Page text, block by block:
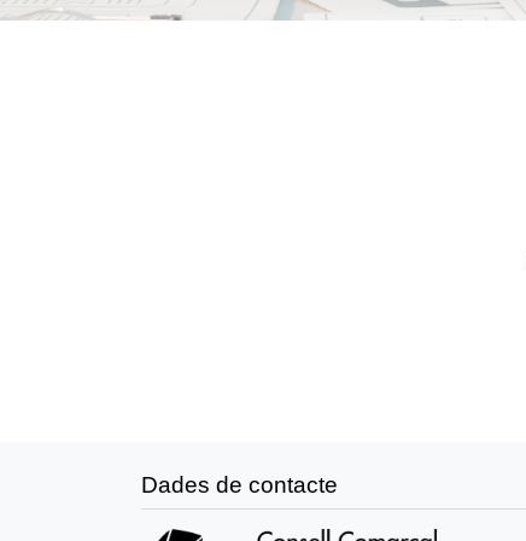
Dades de contacte